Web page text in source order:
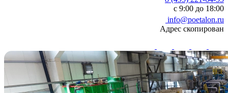
с 9:00 до 18:00
info@poetalon.ru
Адрес скопирован